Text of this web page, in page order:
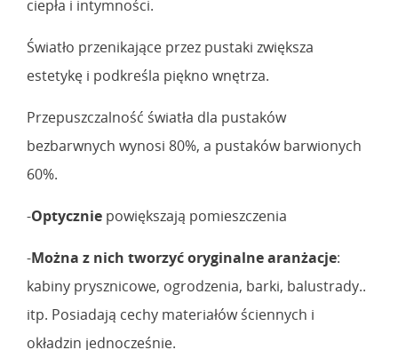
ciepła i intymności.
Światło przenikające przez pustaki zwiększa
estetykę i podkreśla piękno wnętrza.
Przepuszczalność światła dla pustaków
bezbarwnych wynosi 80%, a pustaków barwionych
60%.
-Optycznie powiększają pomieszczenia
-Można z nich tworzyć oryginalne aranżacje:
kabiny prysznicowe, ogrodzenia, barki, balustrady..
itp. Posiadają cechy materiałów ściennych i
okładzin jednocześnie.